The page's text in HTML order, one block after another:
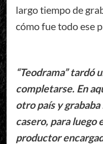
largo tiempo de
cómo fue todo ese
“Teodrama” tardó
completarse. En
otro país y
casero, para luego
productor